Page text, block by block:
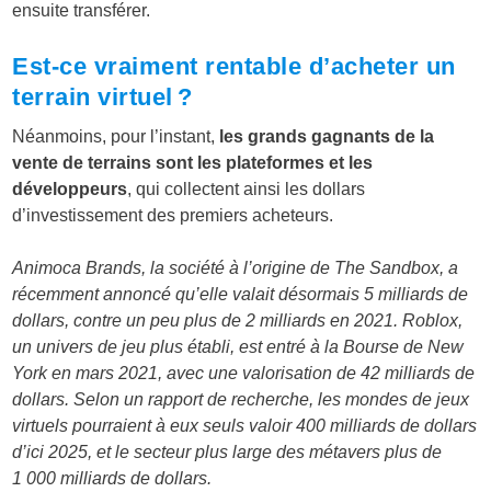
ensuite transférer.
Est-ce vraiment rentable d’acheter un
terrain virtuel ?
Néanmoins, pour l’instant, les grands gagnants de la
vente de terrains sont les plateformes et les
développeurs, qui collectent ainsi les dollars
d’investissement des premiers acheteurs.
Animoca Brands, la société à l’origine de The Sandbox, a
récemment annoncé qu’elle valait désormais 5 milliards de
dollars, contre un peu plus de 2 milliards en 2021. Roblox,
un univers de jeu plus établi, est entré à la Bourse de New
York en mars 2021, avec une valorisation de 42 milliards de
dollars. Selon un rapport de recherche, les mondes de jeux
virtuels pourraient à eux seuls valoir 400 milliards de dollars
d’ici 2025, et le secteur plus large des métavers plus de
1 000 milliards de dollars.